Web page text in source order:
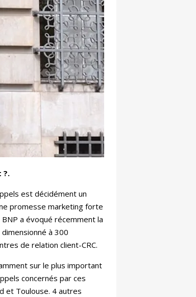
?.
est décidément un
promesse marketing forte
a évoqué récemment la
à 300
de relation client-CRC.
sur le plus important
concernés par ces
et Toulouse. 4 autres